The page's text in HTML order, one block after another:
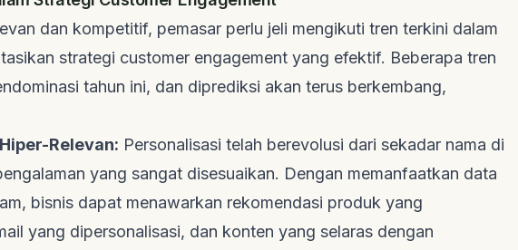
dan kompetitif, pemasar perlu jeli mengikuti tren terkini dalam
strategi customer engagement yang efektif. Beberapa tren
tahun ini, dan diprediksi akan terus berkembang,
Relevan: Personalisasi telah berevolusi dari sekadar nama di
yang sangat disesuaikan. Dengan memanfaatkan data
bisnis dapat menawarkan rekomendasi produk yang
yang dipersonalisasi, dan konten yang selaras dengan